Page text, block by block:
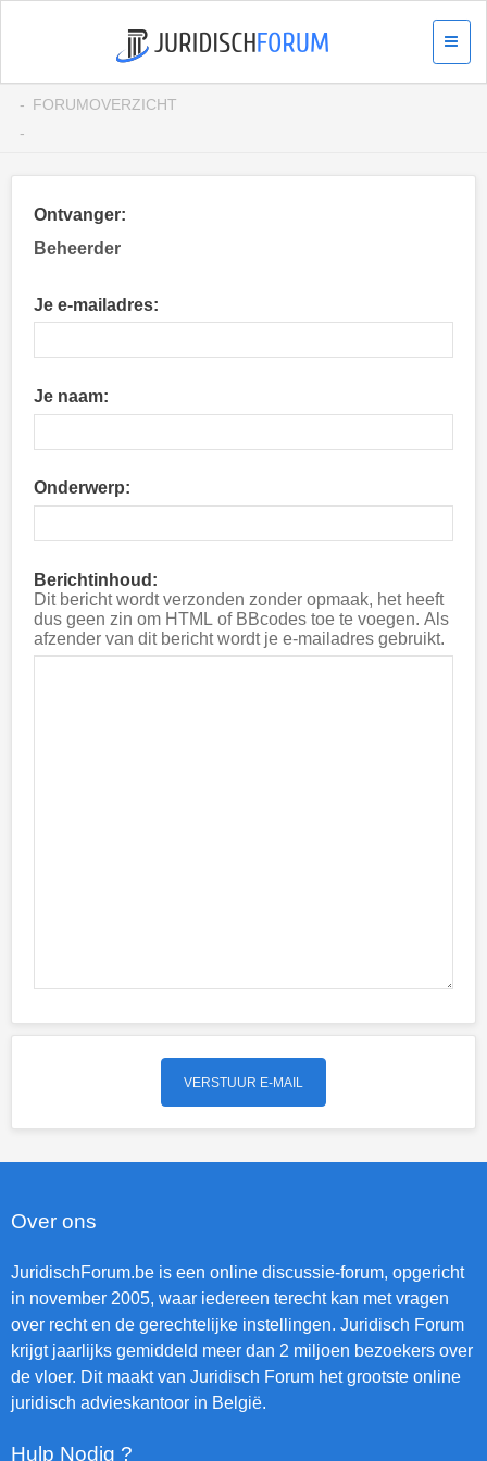
FORUMOVERZICHT
Ontvanger:
Beheerder
Je e-mailadres:
Je naam:
Onderwerp:
Berichtinhoud:
Dit bericht wordt verzonden zonder opmaak, het heeft
dus geen zin om HTML of BBcodes toe te voegen. Als
afzender van dit bericht wordt je e-mailadres gebruikt.
Over ons
JuridischForum.be is een online discussie-forum, opgericht
in november 2005, waar iedereen terecht kan met vragen
over recht en de gerechtelijke instellingen. Juridisch Forum
krijgt jaarlijks gemiddeld meer dan 2 miljoen bezoekers over
de vloer. Dit maakt van Juridisch Forum het grootste online
juridisch advieskantoor in België.
Hulp Nodig ?